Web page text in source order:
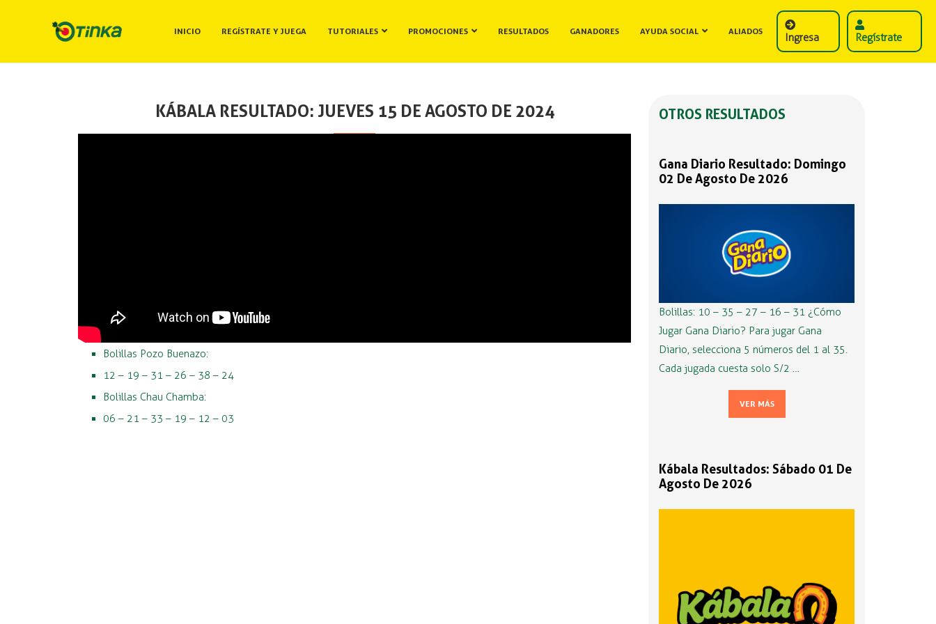
INICIO REGÍSTRATE Y JUEGA TUTORIALES PROMOCIONES RESULTADOS GANADORES AYUDA SOCIAL ALIADOS Ingresa Regístrate
KÁBALA RESULTADO: JUEVES 15 DE AGOSTO DE 2024
Bolillas Pozo Buenazo:
12 – 19 – 31 – 26 – 38 – 24
Bolillas Chau Chamba:
06 – 21 – 33 – 19 – 12 – 03
OTROS RESULTADOS
Gana Diario Resultado: Domingo
02 De Agosto De 2026
Bolillas: 10 – 35 – 27 – 16 – 31 ¿Cómo
Jugar Gana Diario? Para jugar Gana
Diario, selecciona 5 números del 1 al 35.
Cada jugada cuesta solo S/2 …
VER MÁS
Kábala Resultados: Sábado 01 De
Agosto De 2026